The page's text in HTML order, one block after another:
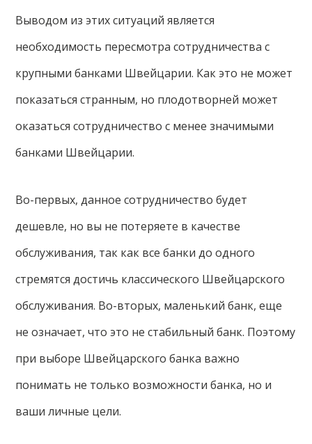
Выводом из этих ситуаций является
необходимость пересмотра сотрудничества с
крупными банками Швейцарии. Как это не может
показаться странным, но плодотворней может
оказаться сотрудничество с менее значимыми
банками Швейцарии.
Во-первых, данное сотрудничество будет
дешевле, но вы не потеряете в качестве
обслуживания, так как все банки до одного
стремятся достичь классического Швейцарского
обслуживания. Во-вторых, маленький банк, еще
не означает, что это не стабильный банк. Поэтому
при выборе Швейцарского банка важно
понимать не только возможности банка, но и
ваши личные цели.